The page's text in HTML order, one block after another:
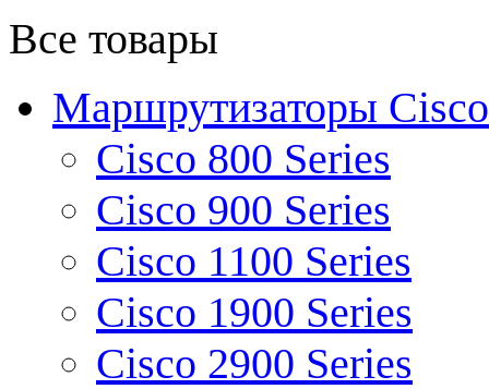
Все товары
Маршрутизаторы Cisco
Cisco 800 Series
Cisco 900 Series
Cisco 1100 Series
Cisco 1900 Series
Cisco 2900 Series